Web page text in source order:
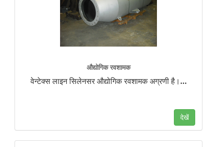
औद्योगिक रवशामक
वेन्टेक्स लाइन सिलेनसर औद्योगिक रवशामक अग्रणी है। …
देखें